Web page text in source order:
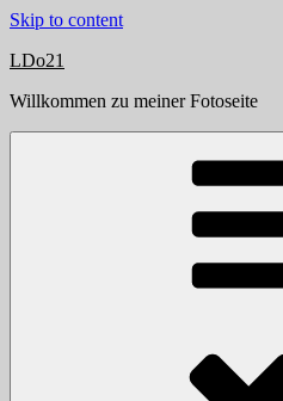
Skip to content
LDo21
Willkommen zu meiner Fotoseite